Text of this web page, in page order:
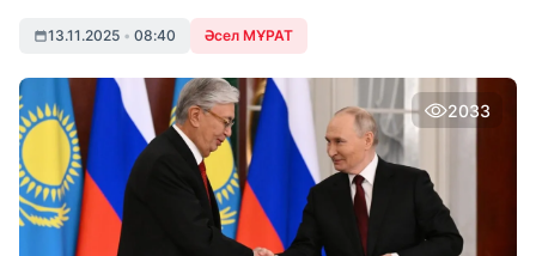
13.11.2025 • 08:40 Әсел МҰРАТ
2033